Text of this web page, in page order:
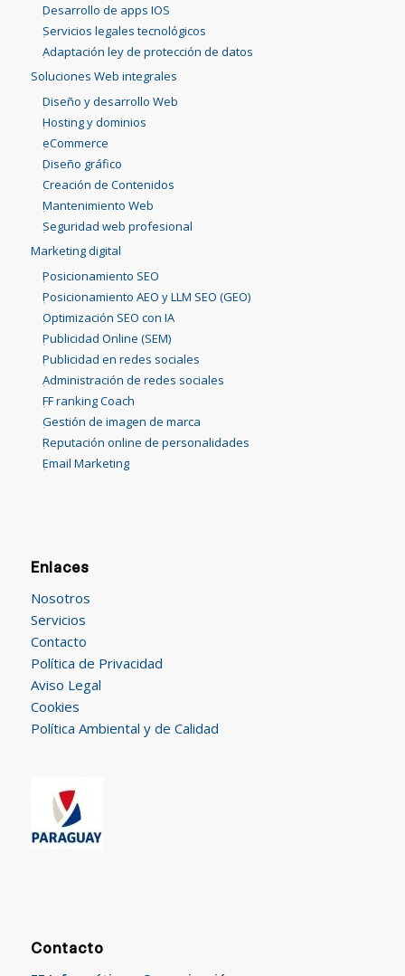
Desarrollo de apps IOS
Servicios legales tecnológicos
Adaptación ley de protección de datos
Soluciones Web integrales
Diseño y desarrollo Web
Hosting y dominios
eCommerce
Diseño gráfico
Creación de Contenidos
Mantenimiento Web
Seguridad web profesional
Marketing digital
Posicionamiento SEO
Posicionamiento AEO y LLM SEO (GEO)
Optimización SEO con IA
Publicidad Online (SEM)
Publicidad en redes sociales
Administración de redes sociales
FF ranking Coach
Gestión de imagen de marca
Reputación online de personalidades
Email Marketing
Enlaces
Nosotros
Servicios
Contacto
Política de Privacidad
Aviso Legal
Cookies
Política Ambiental y de Calidad
Contacto